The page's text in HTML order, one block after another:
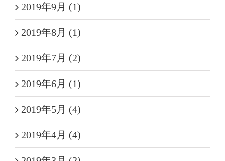
2019年9月 (1)
2019年8月 (1)
2019年7月 (2)
2019年6月 (1)
2019年5月 (4)
2019年4月 (4)